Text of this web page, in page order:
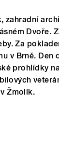
zahradní
Dvoře.
Za
v Brně. Den
prohlídky
Žmolík.